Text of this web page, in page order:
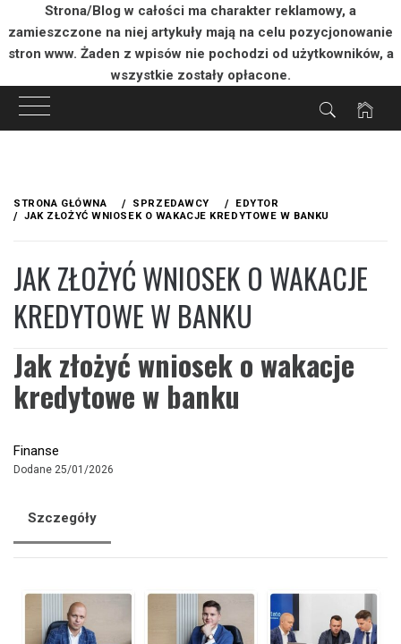
Strona/Blog w całości ma charakter reklamowy, a
zamieszczone na niej artykuły mają na celu pozycjonowanie
stron www. Żaden z wpisów nie pochodzi od użytkowników, a
wszystkie zostały opłacone.
treści
STRONA GŁÓWNA SPRZEDAWCY
EDYTOR
JAK ZŁOŻYĆ WNIOSEK O WAKACJE KREDYTOWE W BANKU
JAK ZŁOŻYĆ WNIOSEK O WAKACJE
KREDYTOWE W BANKU
Jak złożyć wniosek o wakacje
kredytowe w banku
Finanse
Dodane 25/01/2026
Szczegóły